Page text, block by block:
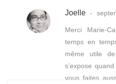
Joelle
Merci Marie-
temps en
même utile
s’expose
vous faites